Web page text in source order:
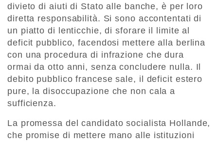
divieto di aiuti di Stato alle banche, è per loro
diretta responsabilità. Si sono accontentati di
un piatto di lenticchie, di sforare il limite al
deficit pubblico, facendosi mettere alla berlina
con una procedura di infrazione che dura
ormai da otto anni, senza concludere nulla. Il
debito pubblico francese sale, il deficit estero
pure, la disoccupazione che non cala a
sufficienza.
La promessa del candidato socialista Hollande,
che promise di mettere mano alle istituzioni